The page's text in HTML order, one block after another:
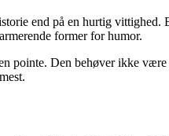
end på en hurtig
former for humor.
pointe. Den behøver ikke